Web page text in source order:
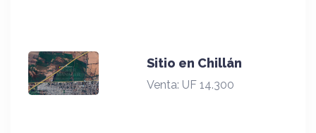
Sitio en Chillán
Venta: UF 14.300